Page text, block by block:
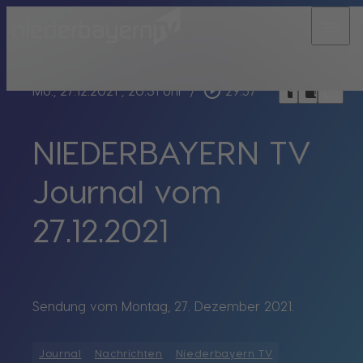
Mo., 27.12.2021, 20:31 Uhr / play_circle_outline 29:57 headphones chrome_reader_mode
NIEDERBAYERN TV
Journal vom
27.12.2021
Sendung vom Montag, 27. Dezember 2021.
Journal Nachrichten Niederbayern TV